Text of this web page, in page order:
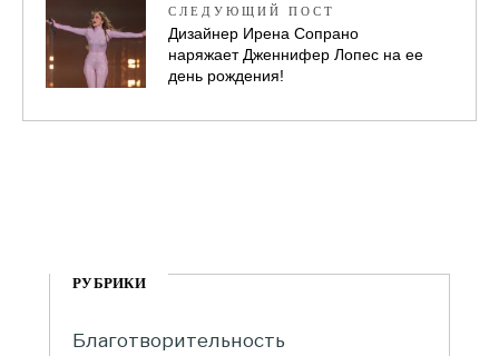
СЛЕДУЮЩИЙ ПОСТ
Дизайнер Ирена Сопрано
наряжает Дженнифер Лопес на ее
день рождения!
РУБРИКИ
Благотворительность